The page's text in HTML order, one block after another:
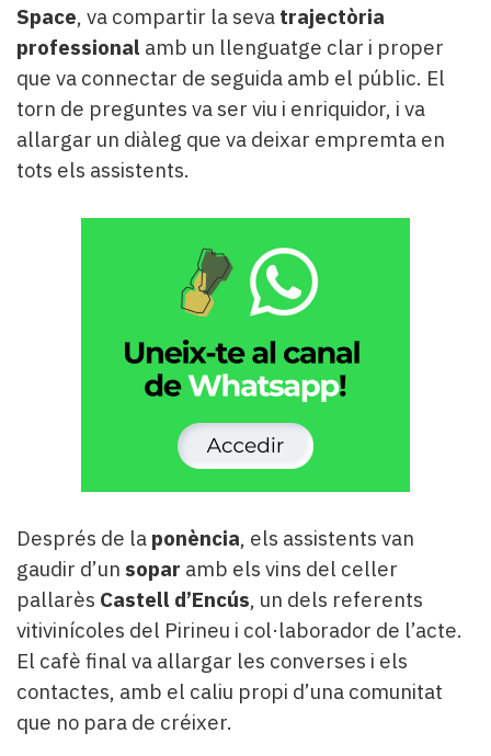
Space, va compartir la seva trajectòria
professional amb un llenguatge clar i proper
que va connectar de seguida amb el públic. El
torn de preguntes va ser viu i enriquidor, i va
allargar un diàleg que va deixar empremta en
tots els assistents.
Després de la ponència, els assistents van
gaudir d’un sopar amb els vins del celler
pallarès Castell d’Encús, un dels referents
vitivinícoles del Pirineu i col·laborador de l’acte.
El cafè final va allargar les converses i els
contactes, amb el caliu propi d’una comunitat
que no para de créixer.